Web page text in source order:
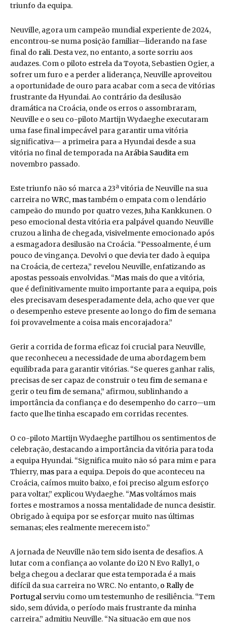
triunfo da equipa.
Neuville, agora um campeão mundial experiente de 2024,
encontrou-se numa posição familiar—liderando na fase
final do rali. Desta vez, no entanto, a sorte sorriu aos
audazes. Com o piloto estrela da Toyota, Sebastien Ogier, a
sofrer um furo e a perder a liderança, Neuville aproveitou
a oportunidade de ouro para acabar com a seca de vitórias
frustrante da Hyundai. Ao contrário da desilusão
dramática na Croácia, onde os erros o assombraram,
Neuville e o seu co-piloto Martijn Wydaeghe executaram
uma fase final impecável para garantir uma vitória
significativa— a primeira para a Hyundai desde a sua
vitória no final de temporada naArábia Saudita em
novembro passado.
Este triunfo não só marca a 23ª vitória de Neuville na sua
carreira noWRC, mastambém o empata com o lendário
campeão do mundo por quatro vezes, Juha Kankkunen. O
peso emocional desta vitória era palpável quando Neuville
cruzou a linha de chegada, visivelmente emocionado após
a esmagadora desilusão na Croácia. “Pessoalmente, é um
pouco de vingança. Devolvi o que devia ter dado à equipa
na Croácia, de certeza,” revelou Neuville, enfatizando as
apostas pessoais envolvidas. “Mas mais do que a vitória,
que é definitivamente muito importante para a equipa, pois
eles precisavam desesperadamente dela, acho que ver que
o desempenho esteve presente ao longo do fim de semana
foi provavelmente a coisa mais encorajadora.”
Gerir a corrida de forma eficaz foi crucial para Neuville,
que reconheceu a necessidade de uma abordagem bem
equilibrada para garantir vitórias. “Se queres ganhar ralis,
precisas de ser capaz de construir o teufim de semana e
gerir o teufim de semana,” afirmou, sublinhando a
importância da confiança e do desempenho do carro—um
facto que lhe tinha escapado em corridas recentes.
O co-piloto Martijn Wydaeghe partilhou os sentimentos de
celebração, destacando a importância da vitória para toda
a equipa Hyundai. “Significa muito não só para mim e para
Thierry, mas para a equipa. Depois do que aconteceu na
Croácia, caímos muito baixo, e foi preciso algum esforço
para voltar,” explicou Wydaeghe. “Masvoltámos mais
fortes e mostramos a nossa mentalidade de nunca desistir.
Obrigado à equipa por se esforçar muito nas últimas
semanas; eles realmente merecem isto.”
A jornada de Neuville não tem sido isenta de desafios. A
lutar com a confiança ao volante do i20 N Evo Rally1, o
belga chegou a declarar que esta temporada é a mais
difícil da sua carreira no WRC. No entanto, o Rally de
Portugal serviu como um testemunho de resiliência. “Tem
sido, sem dúvida, o período mais frustrante da minha
carreira,” admitiu Neuville. “Na situação em que nos